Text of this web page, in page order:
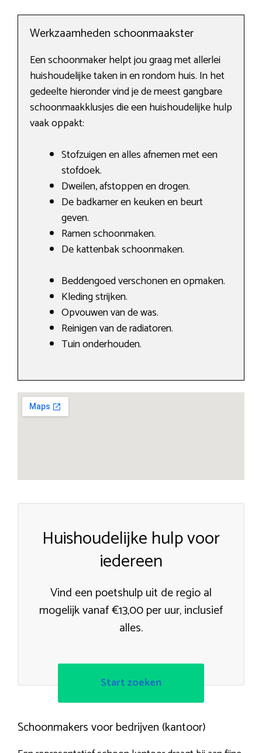
Werkzaamheden schoonmaakster
Een schoonmaker helpt jou graag met allerlei
huishoudelijke taken in en rondom huis. In het
gedeelte hieronder vind je de meest gangbare
schoonmaakklusjes die een huishoudelijke hulp
vaak oppakt:
Stofzuigen en alles afnemen met een
stofdoek.
Dweilen, afstoppen en drogen.
De badkamer en keuken en beurt
geven.
Ramen schoonmaken.
De kattenbak schoonmaken.
Beddengoed verschonen en opmaken.
Kleding strijken.
Opvouwen van de was.
Reinigen van de radiatoren.
Tuin onderhouden.
Huishoudelijke hulp voor
iedereen
Vind een poetshulp uit de regio al
mogelijk vanaf €13,00 per uur, inclusief
alles.
Start zoeken
Schoonmakers voor bedrijven (kantoor)